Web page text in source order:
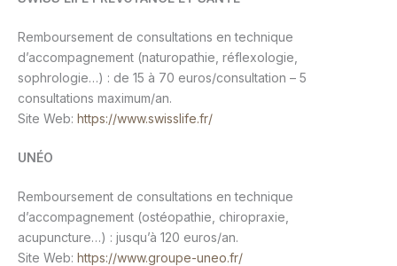
Remboursement de consultations en technique
d’accompagnement (naturopathie, réflexologie,
sophrologie…) : de 15 à 70 euros/consultation – 5
consultations maximum/an.
Site Web: https://www.swisslife.fr/
UNÉO
Remboursement de consultations en technique
d’accompagnement (ostéopathie, chiropraxie,
acupuncture…) : jusqu’à 120 euros/an.
Site Web: https://www.groupe-uneo.fr/